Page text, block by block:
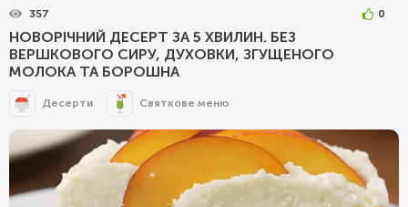
357 0
НОВОРІЧНИЙ ДЕСЕРТ ЗА 5 ХВИЛИН. БЕЗ
ВЕРШКОВОГО СИРУ, ДУХОВКИ, ЗГУЩЕНОГО
МОЛОКА ТА БОРОШНА
Десерти Святкове меню